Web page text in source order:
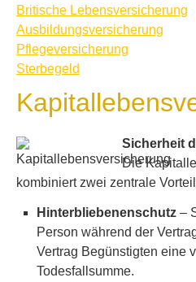
Britische Lebensversicherung
Aus­bil­dungs­ver­si­che­rung
Pflege­ver­si­che­rung
Ster­be­geld
Sicherheit
Die
kombiniert zwei zentrale
Hinterbliebenenschutz –
Person während der
Vertrag Begünstigten eine
Todesfallsumme.